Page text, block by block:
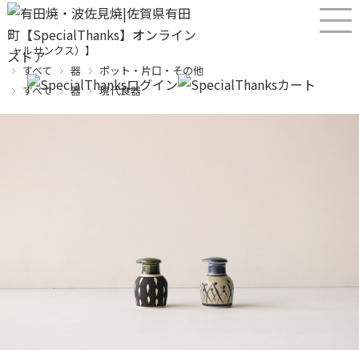
産直！有田焼、波佐見焼オンラインショップ【SPECIALTHANKS（スペシ
ャルサンクス）】
すべて
器
ポット・片口・その他
すべて
器 現代食器